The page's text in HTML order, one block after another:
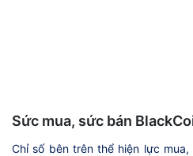
Sức mua, sức bán
Chỉ số bên trên thể hiện lực